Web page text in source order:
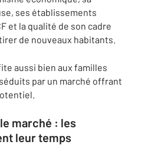
ses établissements
et la qualité de son cadre
de nouveaux habitants.
aussi bien aux familles
par un marché offrant
marché : les
leur temps